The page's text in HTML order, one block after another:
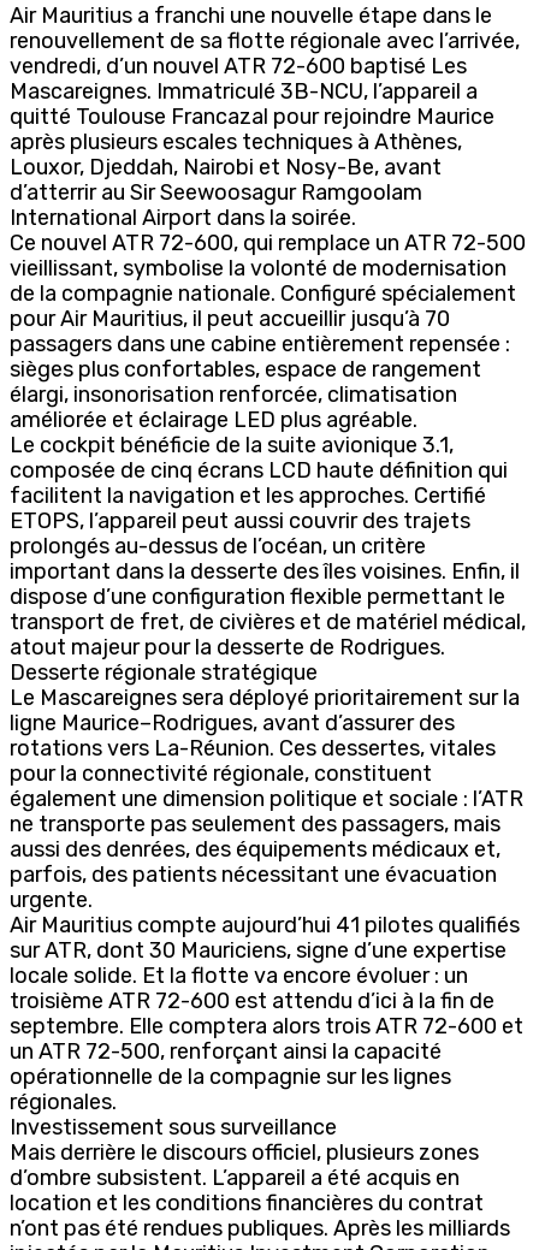
Air Mauritius a franchi une nouvelle étape dans le
renouvellement de sa flotte régionale avec l’arrivée,
vendredi, d’un nouvel ATR 72-600 baptisé Les
Mascareignes. Immatriculé 3B-NCU, l’appareil a
quitté Toulouse Francazal pour rejoindre Maurice
après plusieurs escales techniques à Athènes,
Louxor, Djeddah, Nairobi et Nosy-Be, avant
d’atterrir au Sir Seewoosagur Ramgoolam
International Airport dans la soirée.
Ce nouvel ATR 72-600, qui remplace un ATR 72-500
vieillissant, symbolise la volonté de modernisation
de la compagnie nationale. Configuré spécialement
pour Air Mauritius, il peut accueillir jusqu’à 70
passagers dans une cabine entièrement repensée :
sièges plus confortables, espace de rangement
élargi, insonorisation renforcée, climatisation
améliorée et éclairage LED plus agréable.
Le cockpit bénéficie de la suite avionique 3.1,
composée de cinq écrans LCD haute définition qui
facilitent la navigation et les approches. Certifié
ETOPS, l’appareil peut aussi couvrir des trajets
prolongés au-dessus de l’océan, un critère
important dans la desserte des îles voisines. Enfin, il
dispose d’une configuration flexible permettant le
transport de fret, de civières et de matériel médical,
atout majeur pour la desserte de Rodrigues.
Desserte régionale stratégique
Le Mascareignes sera déployé prioritairement sur la
ligne Maurice–Rodrigues, avant d’assurer des
rotations vers La-Réunion. Ces dessertes, vitales
pour la connectivité régionale, constituent
également une dimension politique et sociale : l’ATR
ne transporte pas seulement des passagers, mais
aussi des denrées, des équipements médicaux et,
parfois, des patients nécessitant une évacuation
urgente.
Air Mauritius compte aujourd’hui 41 pilotes qualifiés
sur ATR, dont 30 Mauriciens, signe d’une expertise
locale solide. Et la flotte va encore évoluer : un
troisième ATR 72-600 est attendu d’ici à la fin de
septembre. Elle comptera alors trois ATR 72-600 et
un ATR 72-500, renforçant ainsi la capacité
opérationnelle de la compagnie sur les lignes
régionales.
Investissement sous surveillance
Mais derrière le discours officiel, plusieurs zones
d’ombre subsistent. L’appareil a été acquis en
location et les conditions financières du contrat
n’ont pas été rendues publiques. Après les milliards